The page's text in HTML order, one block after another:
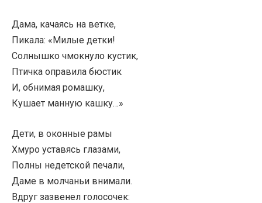
Дама, качаясь на ветке,
Пикала: «Милые детки!
Солнышко чмокнуло кустик,
Птичка оправила бюстик
И, обнимая ромашку,
Кушает манную кашку…»
Дети, в оконные рамы
Хмуро уставясь глазами,
Полны недетской печали,
Даме в молчаньи внимали.
Вдруг зазвенел голосочек: